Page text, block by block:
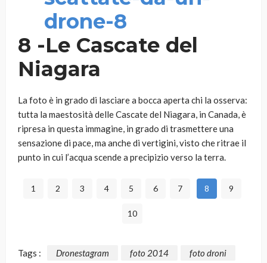
8 -Le Cascate del
Niagara
La foto è in grado di lasciare a bocca aperta chi la osserva:
tutta la maestosità delle Cascate del Niagara, in Canada, è
ripresa in questa immagine, in grado di trasmettere una
sensazione di pace, ma anche di vertigini, visto che ritrae il
punto in cui l’acqua scende a precipizio verso la terra.
1 2 3 4 5 6 7 8 9
10
Tags : Dronestagram foto 2014 foto droni